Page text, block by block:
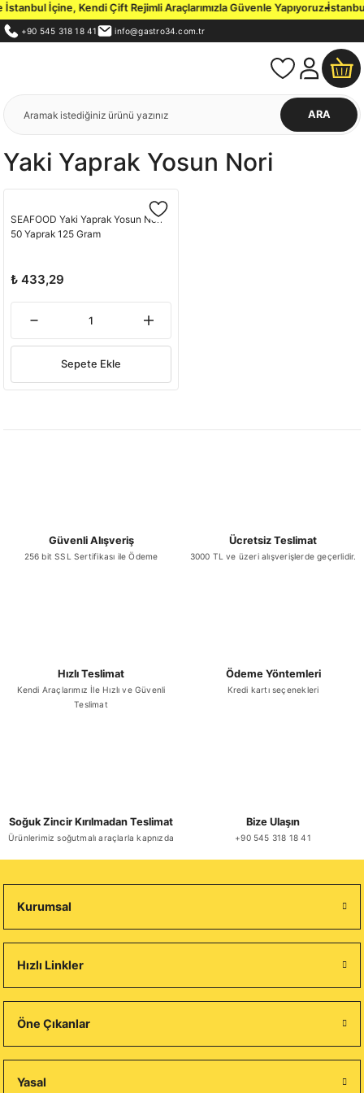
İçine, Kendi Çift Rejimli Araçlarımızla Güvenle Yapıyoruz.İstanbul
+90 545 318 18 41 info@gastro34.com.tr
ARA
Yaki Yaprak Yosun Nori
SEAFOOD Yaki Yaprak Yosun Nori
50 Yaprak 125 Gram
₺ 433,29
Sepete Ekle
Güvenli Alışveriş
256 bit SSL Sertifikası ile Ödeme
Ücretsiz Teslimat
3000 TL ve üzeri alışverişlerde geçerlidir.
Hızlı Teslimat
Kendi Araçlarımız İle Hızlı ve Güvenli
Teslimat
Ödeme Yöntemleri
Kredi kartı seçenekleri
Soğuk Zincir Kırılmadan Teslimat
Ürünlerimiz soğutmalı araçlarla kapnızda
Bize Ulaşın
+90 545 318 18 41
Kurumsal
Hızlı Linkler
Öne Çıkanlar
Yasal